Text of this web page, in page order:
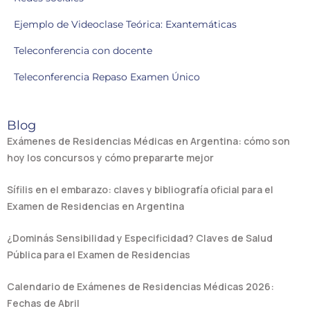
Ejemplo de Videoclase Teórica: Exantemáticas
Teleconferencia con docente
Teleconferencia Repaso Examen Único
Blog
Exámenes de Residencias Médicas en Argentina: cómo son
hoy los concursos y cómo prepararte mejor
Sífilis en el embarazo: claves y bibliografía oficial para el
Examen de Residencias en Argentina
¿Dominás Sensibilidad y Especificidad? Claves de Salud
Pública para el Examen de Residencias
Calendario de Exámenes de Residencias Médicas 2026:
Fechas de Abril